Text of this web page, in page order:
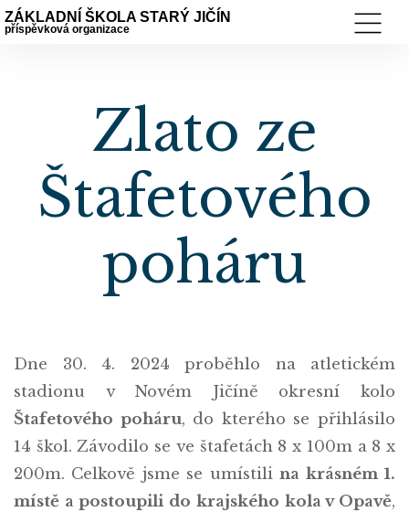
ZÁKLADNÍ ŠKOLA STARÝ JIČÍN
příspěvková organizace
Zlato ze
Štafetového
poháru
Dne 30. 4. 2024 proběhlo na atletickém
stadionu v Novém Jičíně okresní kolo
Štafetového poháru, do kterého se přihlásilo
14 škol. Závodilo se ve štafetách 8 x 100m a 8 x
200m. Celkově jsme se umístilina krásném 1.
místě a postoupili do krajského kola v Opavě,